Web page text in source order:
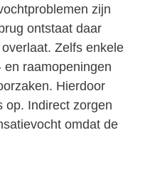
zijn
ontstaat daar
Zelfs enkele
en raamopeningen
Hierdoor
op. Indirect zorgen
omdat de